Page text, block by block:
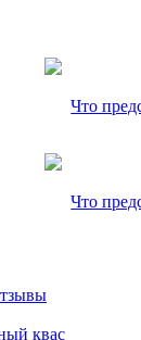
Что
Что
квас